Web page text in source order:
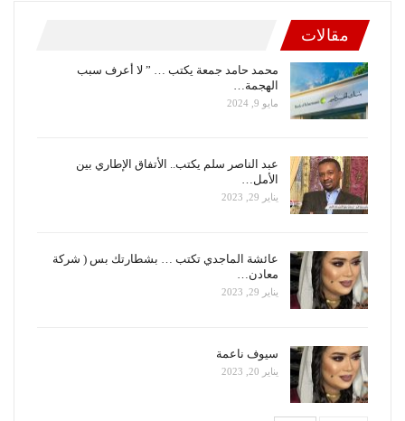
مقالات
محمد حامد جمعة يكتب … ” لا أعرف سبب
الهجمة…
مايو 9, 2024
عبد الناصر سلم يكتب.. الأتفاق الإطاري بين
الأمل…
يناير 29, 2023
عائشة الماجدي تكتب … بشطارتك بس ( شركة
معادن…
يناير 29, 2023
سيوف ناعمة
يناير 20, 2023